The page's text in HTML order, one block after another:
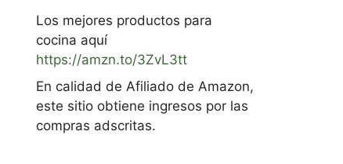
Los mejores productos para
cocina aquí
https://amzn.to/3ZvL3tt
En calidad de Afiliado de Amazon,
este sitio obtiene ingresos por las
compras adscritas.